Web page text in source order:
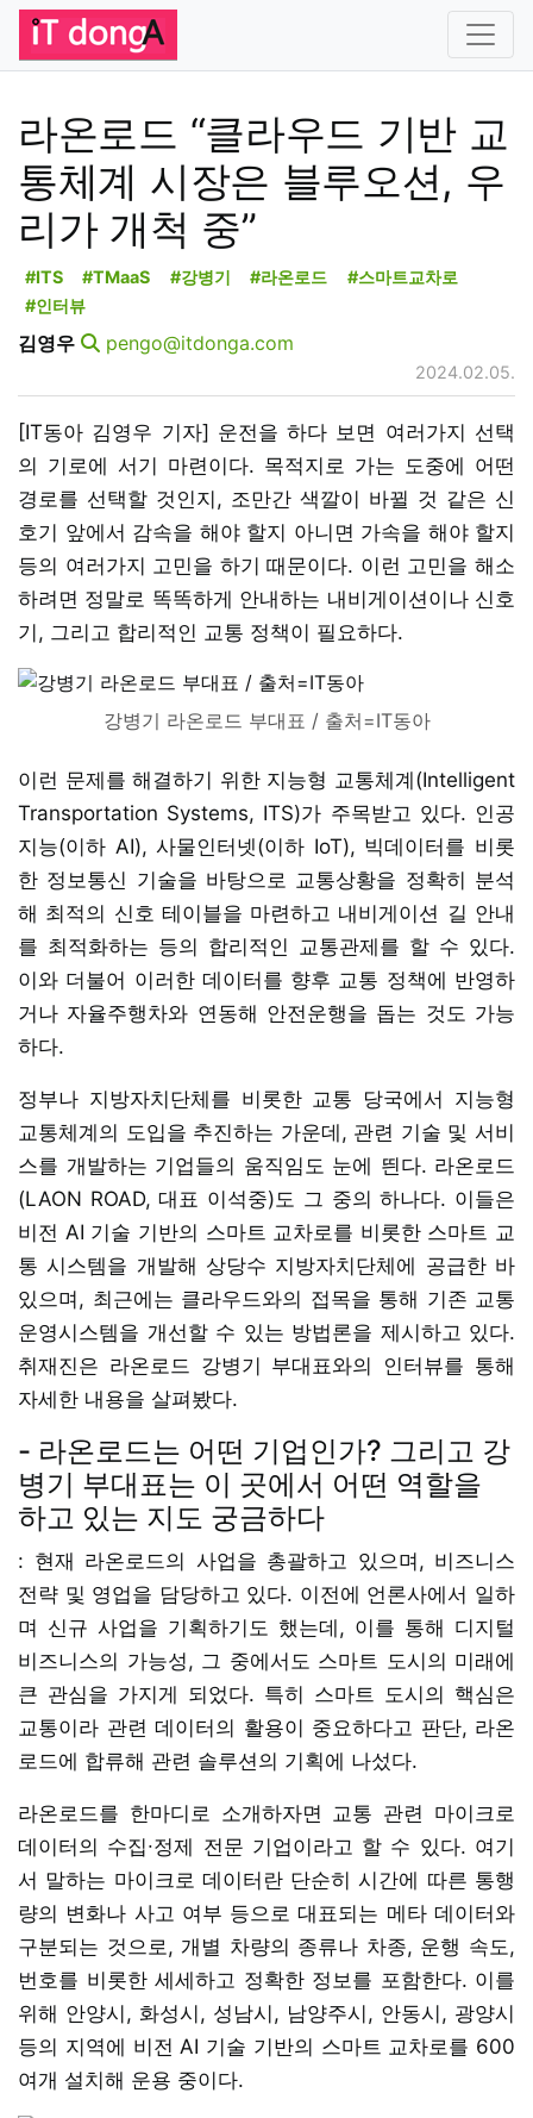
라온로드 “클라우드 기반 교
통체계 시장은 블루오션, 우
리가 개척 중”
#ITS #TMaaS #강병기 #라온로드
#스마트교차로
#인터뷰
김영우 pengo@itdonga.com
2024.02.05.
[IT동아 김영우 기자] 운전을 하다 보면 여러가지 선택
의 기로에 서기 마련이다. 목적지로 가는 도중에 어떤
경로를 선택할 것인지, 조만간 색깔이 바뀔 것 같은 신
호기 앞에서 감속을 해야 할지 아니면 가속을 해야 할지
등의 여러가지 고민을 하기 때문이다. 이런 고민을 해소
하려면 정말로 똑똑하게 안내하는 내비게이션이나 신호
기, 그리고 합리적인 교통 정책이 필요하다.
강병기 라온로드 부대표 / 출처=IT동아
이런 문제를 해결하기 위한 지능형 교통체계(Intelligent
Transportation Systems, ITS)가 주목받고 있다. 인공
지능(이하 AI), 사물인터넷(이하 IoT), 빅데이터를 비롯
한 정보통신 기술을 바탕으로 교통상황을 정확히 분석
해 최적의 신호 테이블을 마련하고 내비게이션 길 안내
를 최적화하는 등의 합리적인 교통관제를 할 수 있다.
이와 더불어 이러한 데이터를 향후 교통 정책에 반영하
거나 자율주행차와 연동해 안전운행을 돕는 것도 가능
하다.
정부나 지방자치단체를 비롯한 교통 당국에서 지능형
교통체계의 도입을 추진하는 가운데, 관련 기술 및 서비
스를 개발하는 기업들의 움직임도 눈에 띈다. 라온로드
(LAON ROAD, 대표 이석중)도 그 중의 하나다. 이들은
비전 AI 기술 기반의 스마트 교차로를 비롯한 스마트 교
통 시스템을 개발해 상당수 지방자치단체에 공급한 바
있으며, 최근에는 클라우드와의 접목을 통해 기존 교통
운영시스템을 개선할 수 있는 방법론을 제시하고 있다.
취재진은 라온로드 강병기 부대표와의 인터뷰를 통해
자세한 내용을 살펴봤다.
- 라온로드는 어떤 기업인가? 그리고 강
병기 부대표는 이 곳에서 어떤 역할을
하고 있는 지도 궁금하다
: 현재 라온로드의 사업을 총괄하고 있으며, 비즈니스
전략 및 영업을 담당하고 있다. 이전에 언론사에서 일하
며 신규 사업을 기획하기도 했는데, 이를 통해 디지털
비즈니스의 가능성, 그 중에서도 스마트 도시의 미래에
큰 관심을 가지게 되었다. 특히 스마트 도시의 핵심은
교통이라 관련 데이터의 활용이 중요하다고 판단, 라온
로드에 합류해 관련 솔루션의 기획에 나섰다.
라온로드를 한마디로 소개하자면 교통 관련 마이크로
데이터의 수집∙정제 전문 기업이라고 할 수 있다. 여기
서 말하는 마이크로 데이터란 단순히 시간에 따른 통행
량의 변화나 사고 여부 등으로 대표되는 메타 데이터와
구분되는 것으로, 개별 차량의 종류나 차종, 운행 속도,
번호를 비롯한 세세하고 정확한 정보를 포함한다. 이를
위해 안양시, 화성시, 성남시, 남양주시, 안동시, 광양시
등의 지역에 비전 AI 기술 기반의 스마트 교차로를 600
여개 설치해 운용 중이다.